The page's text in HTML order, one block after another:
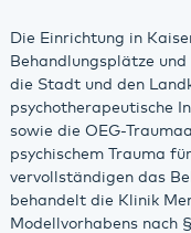
Die Einrichtung in
Behandlungsplätze
die Stadt und den
psychotherapeutische
sowie die OEG-
psychischem Trauma
vervollständigen das
behandelt die Klinik
Modellvorhabens nach